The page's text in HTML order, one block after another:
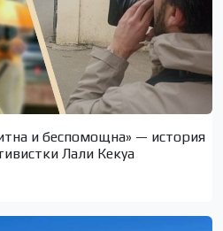
и беспомощна» — история
Лали Кекуа